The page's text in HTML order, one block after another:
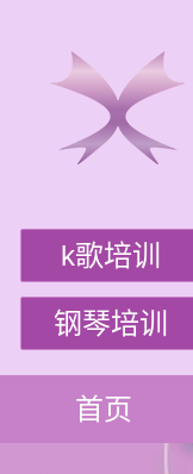
k歌培训
钢琴培训
首页